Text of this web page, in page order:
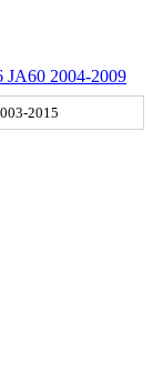
JA60 2004-2009
2015